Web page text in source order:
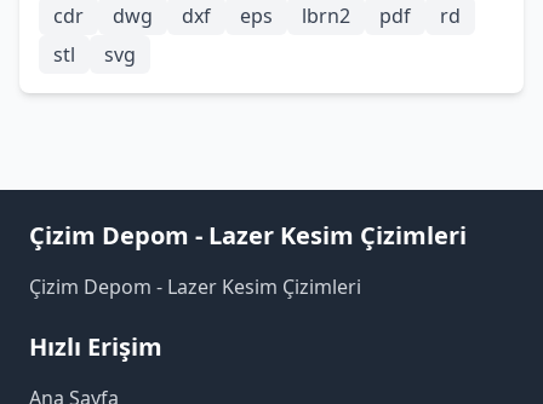
cdr
dwg dxf eps lbrn2 pdf
rd
stl
svg
Çizim Depom - Lazer Kesim Çizimleri
Çizim Depom - Lazer Kesim Çizimleri
Hızlı Erişim
Ana Sayfa